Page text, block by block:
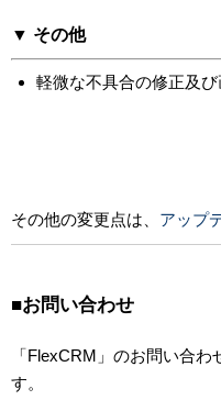
▼ その他
軽微な不具合の修正及び
その他の変更点は、 アップ
■お問い合わせ
「FlexCRM」のお問い合
す。